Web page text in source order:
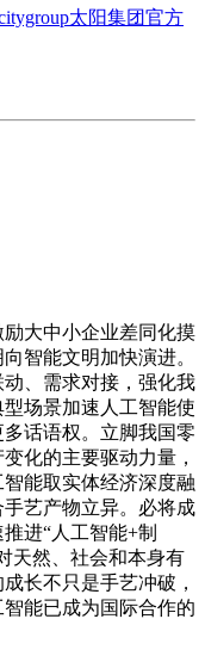
太阳集团官方
大中小企业差同化摸
智能文明加快演进。
、需求对接，强化我
场景加速人工智能使
话语权。立脚我国零
化的主要驱动力量，
能取实体经济深度融
艺产物立异。必将成
进“人工智能+制
天然、社会和本身有
长不只是手艺冲破，
能已成为国际合作的